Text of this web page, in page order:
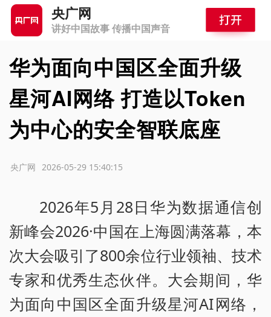
央广网
讲好中国故事 传播中国声音
华为面向中国区全面升级
星河AI网络 打造以Token
为中心的安全智联底座
2026-05-29 15:40:15
央广网
2026年5月28日华为数据通信创
新峰会2026·中国在上海圆满落幕，本
次大会吸引了800余位行业领袖、技术
专家和优秀生态伙伴。大会期间，华
为面向中国区全面升级星河AI网络，